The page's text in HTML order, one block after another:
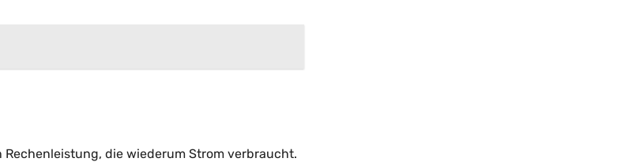
die wiederum Strom verbraucht.